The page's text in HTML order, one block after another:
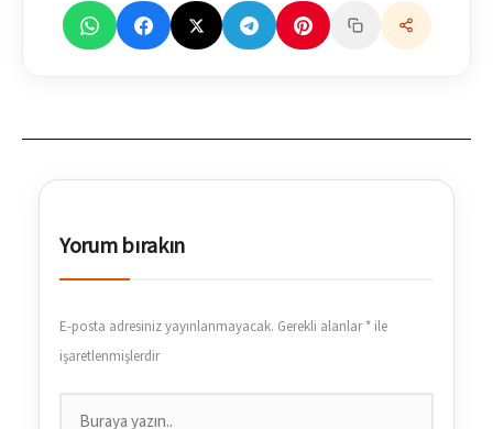
Yorum bırakın
E-posta adresiniz yayınlanmayacak. Gerekli alanlar* ile
işaretlenmişlerdir